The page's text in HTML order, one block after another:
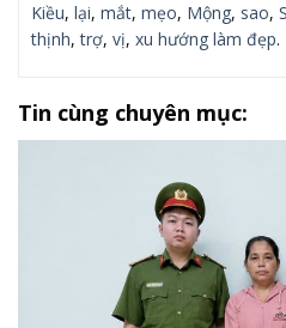
Kiều, lại, mắt, mẹo, Mộng, sao,
thịnh,trợ, vị, xu hướng làm đẹp.
Tin cùng chuyên mục: